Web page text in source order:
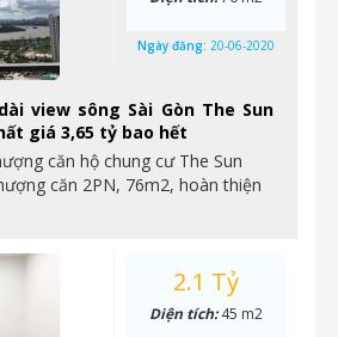
view sông Sài Gòn The Sun
giá 3,65 tỷ bao hết
căn hộ chung cư The Sun
căn 2PN, 76m2, hoàn thiện
Ngày đăng: 20-06-2020
2.1 Tỷ
Diện tích:45 m2